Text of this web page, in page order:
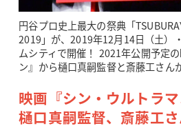
円谷プロ史上最大の祭典「
2019」が、2019年12月14日（土）
ムシティで開催！ 2021年公開予定
ン』から樋口真嗣監督と斎藤工さん
映画『シン・ウルトラマ
樋口真嗣監督、斎藤工さ